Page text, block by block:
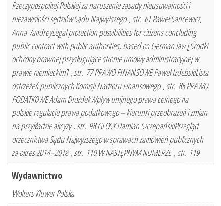
Rzeczypospolitej Polskiej za naruszenie zasady nieusuwalności i
niezawisłości sędziów Sądu Najwyższego , str. 61 Paweł Sancewicz,
Anna VandreyLegal protection possibilities for citizens concluding
public contract with public authorities, based on German law [Środki
ochrony prawnej przysługujące stronie umowy administracyjnej w
prawie niemieckim] , str. 77 PRAWO FINANSOWE Paweł IzdebskiLista
ostrzeżeń publicznych Komisji Nadzoru Finansowego , str. 86 PRAWO
PODATKOWE Adam DrozdekWpływ unijnego prawa celnego na
polskie regulacje prawa podatkowego – kierunki przeobrażeń i zmian
na przykładzie akcyzy , str. 98 GLOSY Damian SzczepańskiPrzegląd
orzecznictwa Sądu Najwyższego w sprawach zamówień publicznych
za okres 2014–2018 , str. 110 W NASTĘPNYM NUMERZE , str. 119
Wydawnictwo
Wolters Kluwer Polska